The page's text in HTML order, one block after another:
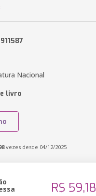
Nacional
livro
vezes desde 04/12/2025
R$ 59,18